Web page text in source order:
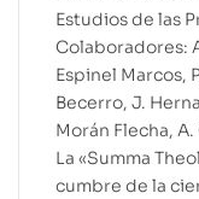
Estudios de las
Colaboradores:
Espinel Marcos,
Becerro, J.
Morán Flecha,
La «Summa
cumbre de la